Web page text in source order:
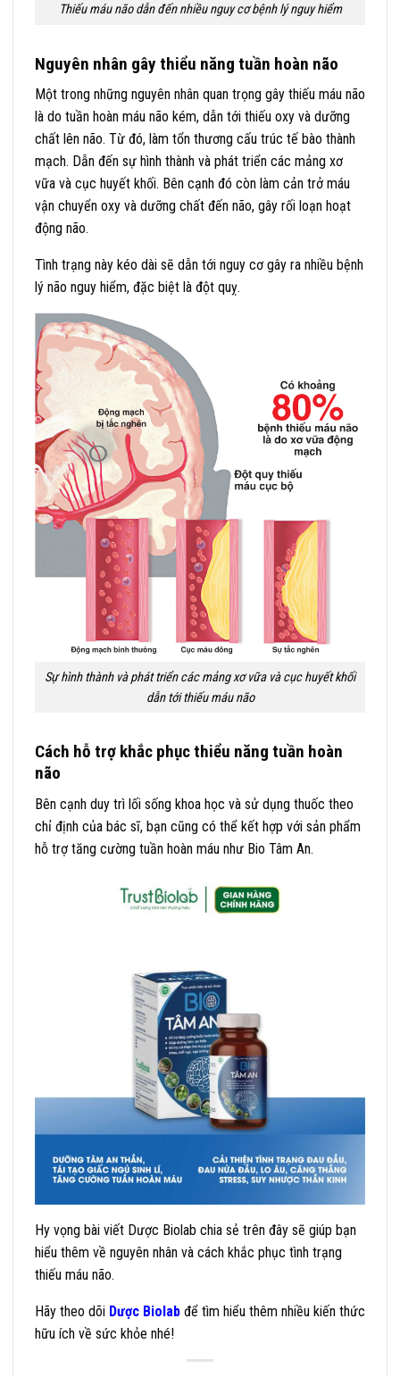
Thiếu máu não dẫn đến nhiều nguy cơ bệnh lý nguy hiểm
Nguyên nhân gây thiểu năng tuần hoàn não
Một trong những nguyên nhân quan trọng gây thiếu máu não
là do tuần hoàn máu não kém, dẫn tới thiếu oxy và dưỡng
chất lên não. Từ đó, làm tổn thương cấu trúc tế bào thành
mạch. Dẫn đến sự hình thành và phát triển các mảng xơ
vữa và cục huyết khối. Bên cạnh đó còn làm cản trở máu
vận chuyển oxy và dưỡng chất đến não, gây rối loạn hoạt
động não.
Tình trạng này kéo dài sẽ dẫn tới nguy cơ gây ra nhiều bệnh
lý não nguy hiểm, đặc biệt là đột quỵ.
Sự hình thành và phát triển các mảng xơ vữa và cục huyết khối
dẫn tới thiếu máu não
Cách hỗ trợ khắc phục thiểu năng tuần hoàn
não
Bên cạnh duy trì lối sống khoa học và sử dụng thuốc theo
chỉ định của bác sĩ, bạn cũng có thể kết hợp với sản phẩm
hỗ trợ tăng cường tuần hoàn máu như Bio Tâm An.
Hy vọng bài viết Dược Biolab chia sẻ trên đây sẽ giúp bạn
hiểu thêm về nguyên nhân và cách khắc phục tình trạng
thiếu máu não.
Hãy theo dõi Dược Biolab để tìm hiểu thêm nhiều kiến thức
hữu ích về sức khỏe nhé!